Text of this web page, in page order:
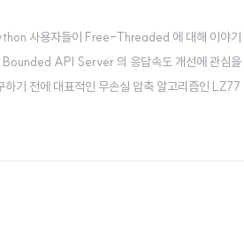
사용자들이 Free-Threaded 에 대해 이야기
API Server 의 응답속도 개선에 관심을
기 전에 대표적인 무손실 압축 알고리즘인 LZ77